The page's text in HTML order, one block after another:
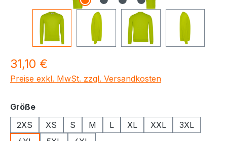
Regulärer Preis:
31,10 €
Preise exkl. MwSt. zzgl. Versandkosten
Größeauswählen
2XS
XS S M L XL XXL
3XL